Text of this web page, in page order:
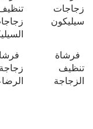
زجاجات
سيليكون
فرشاة
تنظيف
الزجاجة
زجاجة